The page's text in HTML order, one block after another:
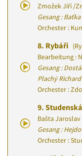
Zmožek Jiří /
Gesang :
Orchester :
8. Rybáři
Bearbeitung :
Gesang :
Plachý Richard
Orchester :
9.
Bašta Jaroslav
Gesang :
Orchester :